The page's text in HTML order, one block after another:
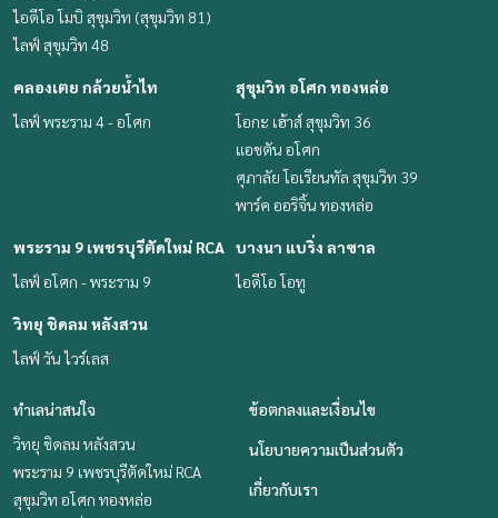
ไอดีโอ โมบิ สุขุมวิท (สุขุมวิท 81)
ไลฟ์ สุขุมวิท 48
คลองเตย กล้วยน้ำไท
ไลฟ์ พระราม 4 - อโศก
สุขุมวิท อโศก ทองหล่อ
โอกะ เฮ้าส์ สุขุมวิท 36
แอชตัน อโศก
ศุภาลัย โอเรียนทัล สุขุมวิท 39
พาร์ค ออริจิ้น ทองหล่อ
พระราม 9 เพชรบุรีตัดใหม่ RCA
ไลฟ์ อโศก - พระราม 9
บางนา แบริ่ง ลาซาล
ไอดีโอ โอทู
วิทยุ ชิดลม หลังสวน
ไลฟ์ วัน ไวร์เลส
ทำเลน่าสนใจ
วิทยุ ชิดลม หลังสวน
พระราม 9 เพชรบุรีตัดใหม่ RCA
สุขุมวิท อโศก ทองหล่อ
ข้อตกลงและเงื่อนไข
นโยบายความเป็นส่วนตัว
เกี่ยวกับเรา